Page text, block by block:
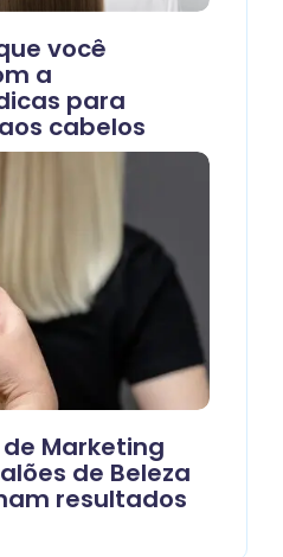
você
a
para
cabelos
Marketing
de Beleza
resultados